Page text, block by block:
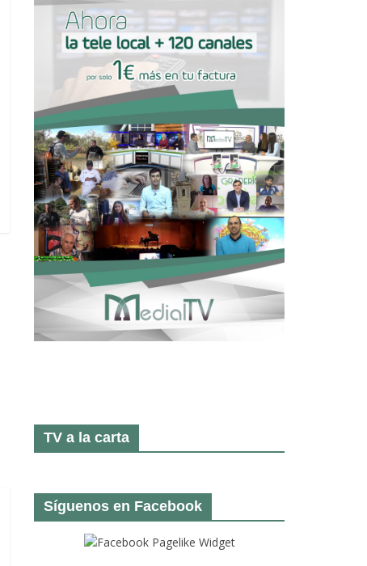
TV a la carta
Síguenos en Facebook